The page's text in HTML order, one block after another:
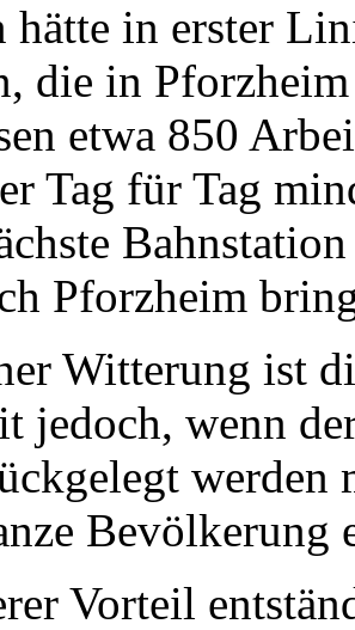
hätte in erster
die in
etwa 850
Tag für Tag
Pforzheim
Witterung ist
jedoch, wenn
werden
Bevölkerung
Vorteil